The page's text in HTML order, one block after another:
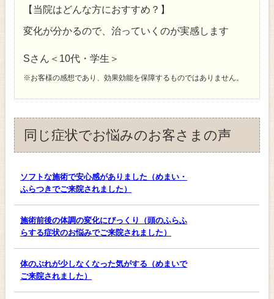
【当院はどんな方におすすめ？】
変化が分かるので、治っていくのが実感します
Sさん＜10代・学生＞
※お客様の感想であり、効果効能を保障するものではありません。
同じ症状でお悩みのお客さまの声
ソフトな施術で安心感がありました（めまい・
ふらつきでご来院されました）
施術前後の体調の変化にびっくり（頭のふらふ
らする症状のお悩みでご来院されました）
体のぶれが少しなくなった気がする（めまいで
ご来院されました）